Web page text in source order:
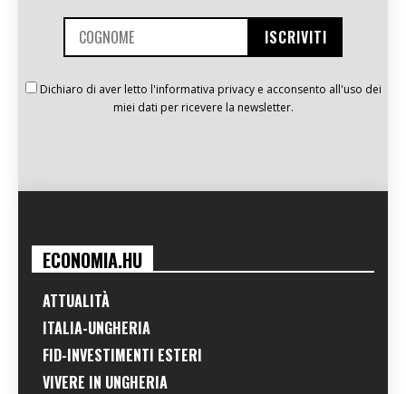
Dichiaro di aver letto l'informativa privacy e acconsento all'uso dei
miei dati per ricevere la newsletter.
ECONOMIA.HU
ATTUALITÀ
ITALIA-UNGHERIA
FID-INVESTIMENTI ESTERI
VIVERE IN UNGHERIA